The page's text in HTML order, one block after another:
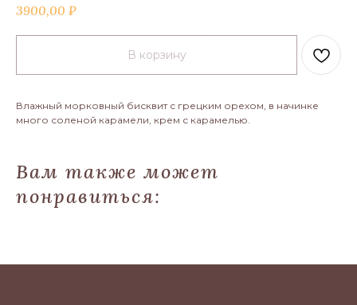
3900,00 ₽
В корзину
Влажный морковный бисквит с грецким орехом, в начинке
много соленой карамели, крем с карамелью.
Вам также может
понравиться: